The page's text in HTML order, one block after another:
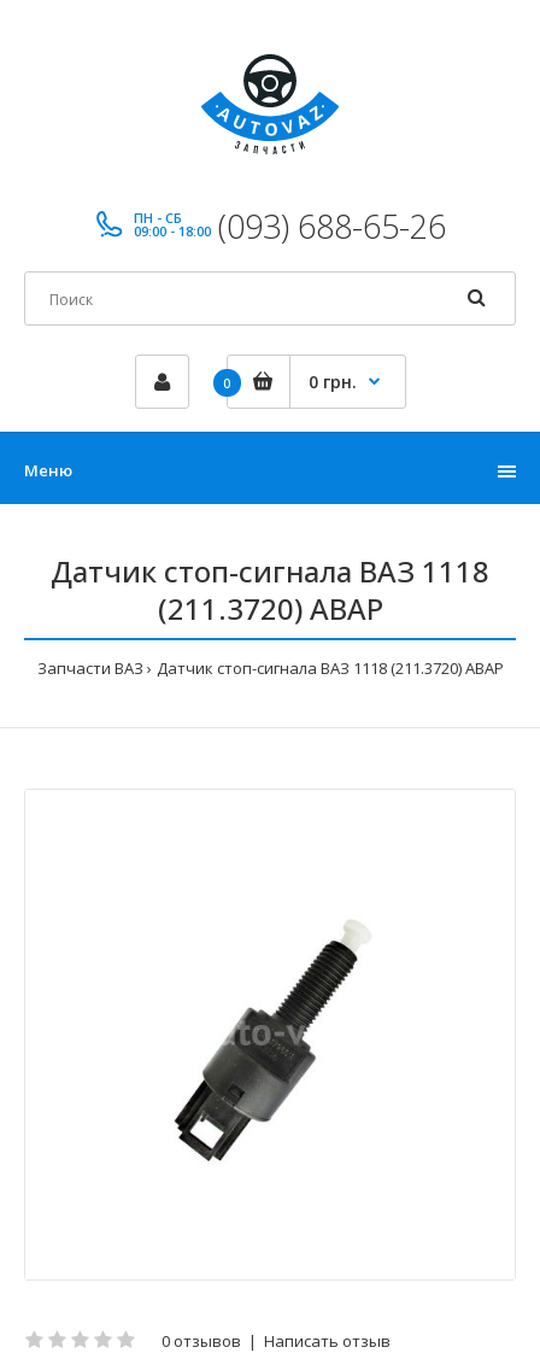
ПН - СБ
09:00 - 18:00 (093) 688-65-26
0 0 грн.
Меню
Датчик стоп-сигнала ВАЗ 1118
(211.3720) АВАР
Запчасти ВАЗ Датчик стоп-сигнала ВАЗ 1118 (211.3720) АВАР
0 отзывов | Написать отзыв